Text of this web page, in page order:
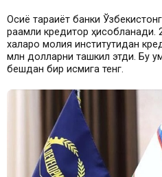
Осиё тараққиёт банки
рақамли кредитор
халқаро молия институтидан
млн долларни ташкил этди. Бу
бешдан бир қисмига тенг.